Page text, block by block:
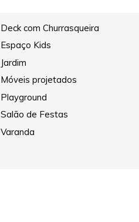
Deck com Churrasqueira
Espaço Kids
Jardim
Móveis projetados
Playground
Salão de Festas
Varanda